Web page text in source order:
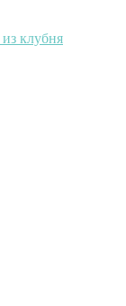
клубня